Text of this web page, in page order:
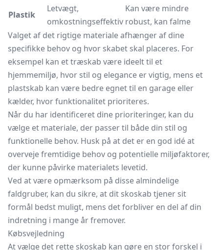
Plastik
Letvægt,
omkostningseffektiv
Kan være mindre
robust, kan falme
Valget af det rigtige materiale afhænger af dine
specifikke behov og hvor skabet skal placeres. For
eksempel kan et træskab være ideelt til et
hjemmemiljø, hvor stil og elegance er vigtig, mens et
plastskab kan være bedre egnet til en garage eller
kælder, hvor funktionalitet prioriteres.
Når du har identificeret dine prioriteringer, kan du
vælge et materiale, der passer til både din stil og
funktionelle behov. Husk på at det er en god idé at
overveje fremtidige behov og potentielle miljøfaktorer,
der kunne påvirke materialets levetid.
Ved at være opmærksom på disse almindelige
faldgruber, kan du sikre, at dit skoskab tjener sit
formål bedst muligt, mens det forbliver en del af din
indretning i mange år fremover.
Købsvejledning
At vælge det rette skoskab kan gøre en stor forskel i